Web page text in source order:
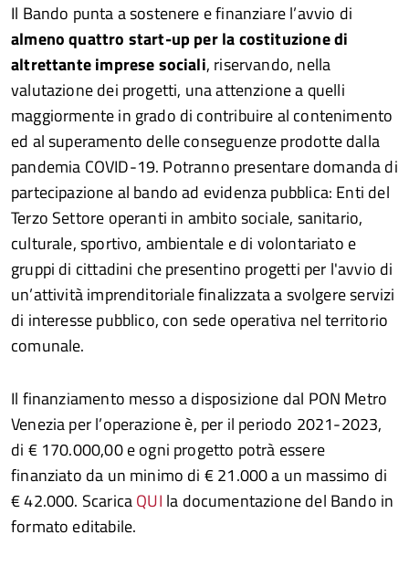
Il Bando punta a sostenere efinanziare l’avvio di
almeno quattro start-up per la costituzione di
altrettante imprese sociali, riservando, nella
valutazione dei progetti, una attenzione a quelli
maggiormente in grado di contribuire al contenimento
ed al superamento delle conseguenze prodotte dalla
pandemia COVID-19. Potranno presentare domanda di
partecipazione al bando ad evidenza pubblica: Enti del
Terzo Settore operanti in ambito sociale, sanitario,
culturale, sportivo, ambientale e di volontariato e
gruppi di cittadini che presentino progetti per l'avvio di
un’attività imprenditoriale finalizzata a svolgere servizi
di interesse pubblico, con sede operativa nel territorio
comunale.
Il finanziamento messo a disposizione dal PON Metro
Venezia per l’operazione è, per il periodo 2021-2023,
di € 170.000,00 e ogni progetto potrà essere
finanziato da un minimo di € 21.000 a un massimo di
€ 42.000. ScaricaQUI la documentazione del Bando in
formato editabile.